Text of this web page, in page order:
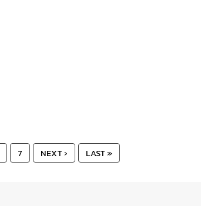
7 NEXT › LAST »